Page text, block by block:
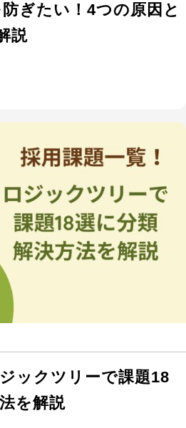
事を検索
事を検索
ぎたい！4つの原因と
説
ックツリーで課題18
を解説